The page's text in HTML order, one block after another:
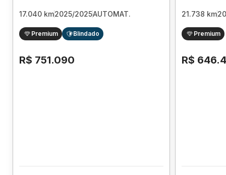
17.040 km2025/2025AUTOMAT.
Premium Blindado
R$ 751.090
21.738 km
Premium
R$